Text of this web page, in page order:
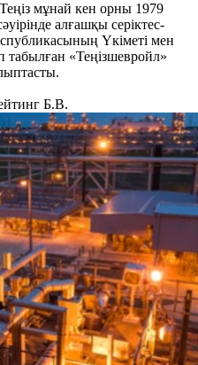
мұнай кен орны 1979
алғашқы серіктес-
Үкіметі мен
«Теңізшевройл»
Б.В.